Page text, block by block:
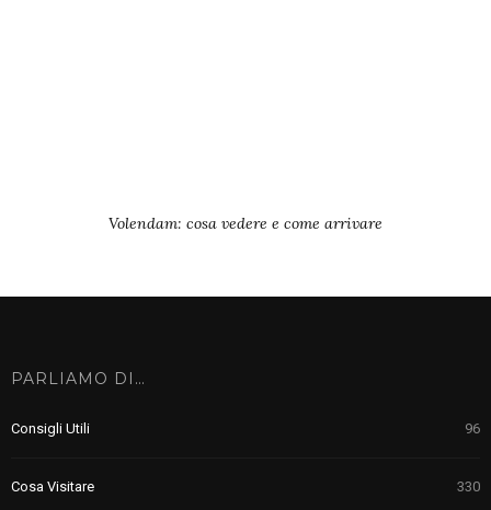
Volendam: cosa vedere e come arrivare
PARLIAMO DI…
Consigli Utili 96
Cosa Visitare 330